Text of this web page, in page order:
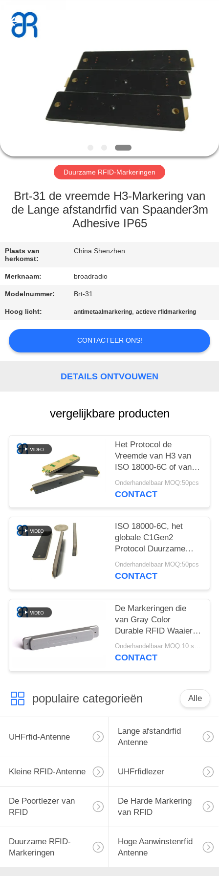
PRODUCTEN
VIDEOS
VR-
SHOW
ONGEVEER
ONS
CONTACTEER
ONS
NIEUWS
VERZOEK
OM
EEN
CITAAT
PRIVACYBELEID
Technology
Co.,LTD..
Rights
Reserved.
Duurzame RFID-Markeringen
Brt-31 de vreemde H3-Markering van
de Lange afstandrfid van Spaander3m
Adhesive IP65
Plaats van
herkomst:
China Shenzhen
Merknaam: broadradio
Modelnummer: Brt-31
Hoog licht: antimetaalmarkering,actieve rfidmarkering
CONTACTEER ONS!
DETAILS ONTVOUWEN
vergelijkbare producten
Het Protocol de
Vreemde van H3 van
ISO 18000-6C of van
Monza r6-P Duurzame
RFID Markeringen van
Onderhandelbaar MOQ:50pcs
CONTACT
ISO 18000-6C, het
globale C1Gen2
Protocol Duurzame
RFID van EPS
etiketteert 3M
Onderhandelbaar MOQ:50pcs
CONTACT
De Markeringen die
van Gray Color
Durable RFID Waaier
over 10m For Metal
Environment lezen
Onderhandelbaar MOQ:10 stuk
CONTACT
populaire categorieën Alle
UHFrfid-Antenne
Lange afstandrfid
Antenne
Kleine RFID-Antenne UHFrfidlezer
De Poortlezer van
RFID
De Harde Markering
van RFID
Duurzame RFID-
Markeringen
Hoge Aanwinstenrfid
Antenne